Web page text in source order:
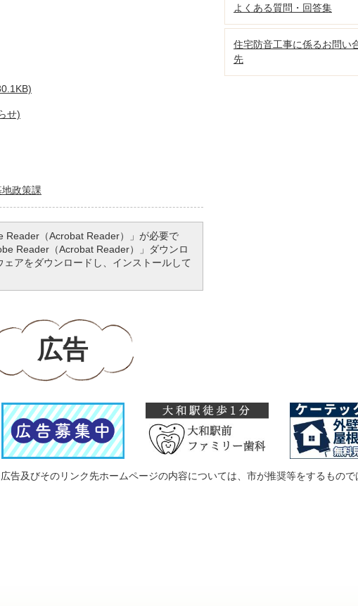
せ)
地政策課
Reader（Acrobat Reader）」が必要で
Reader（Acrobat Reader）」ダウンロ
アをダウンロードし、インストールして
よくある質問・回答集
住宅防音工事に係るお問い
先
広告
告及びそのリンク先ホームページの内容については、市が推奨等をするもので